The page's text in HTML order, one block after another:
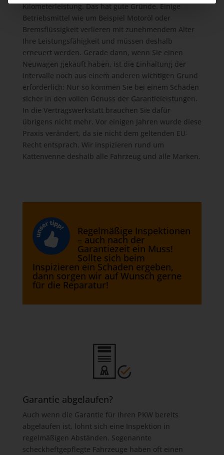
Kilometerleistung. Das hat gute Gründe. Einige
Betriebsmittel wie um Beispiel Motoröl oder
Bremsflüssigkeit verlieren mit zunehmendem Alter
Ihre Leistungsfähigkeit und müssen deshalb
erneuert werden. Gerade dann, wenn Sie einen
Neuwagen gekauft haben, ist die Einhaltung der
Intervalle noch aus einem anderen wichtigen Grund
erforderlich: Nur so kommen Sie bei einem Schaden
sicher in den vollen Genuss der Garantieleistungen.
In die Vertragswerkstatt brauchen Sie dafür
übrigens nicht mehr. Vor einigen Jahren wurde diese
Praxis verändert, da sie nicht dem geltenden EU-
Recht entsprach. Wir inspizieren rund um
Kattenvenne deshalb alle Fahrzeug und alle Marken.
Regelmäßige Inspektionen
– auch nach der
Garantiezeit ein Muss!
Sollte sich beim
Inspizieren ein Schaden ergeben,
dann sorgen wir auf Wunsch gerne
für die Reparatur!
Garantie abgelaufen?
Auch wenn die Garantie für Ihren PKW bereits
abgelaufen ist, lohnt sich eine Inspektion in
regelmäßigen Abständen. Sogenannte
scheckheftgepflegte Fahrzeuge haben oft einen